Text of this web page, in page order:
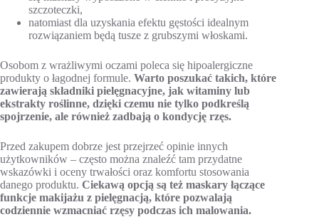
szczoteczki,
natomiast dla uzyskania efektu gęstości idealnym
rozwiązaniem będą tusze z grubszymi włoskami.
Osobom z wrażliwymi oczami poleca się hipoalergiczne
produkty o łagodnej formule. Warto poszukać takich, które
zawierają składniki pielęgnacyjne, jak witaminy lub
ekstrakty roślinne, dzięki czemu nie tylko podkreślą
spojrzenie, ale również zadbają o kondycję rzęs.
Przed zakupem dobrze jest przejrzeć opinie innych
użytkowników – często można znaleźć tam przydatne
wskazówki i oceny trwałości oraz komfortu stosowania
danego produktu. Ciekawą opcją są też maskary łączące
funkcje makijażu z pielęgnacją, które pozwalają
codziennie wzmacniać rzęsy podczas ich malowania.